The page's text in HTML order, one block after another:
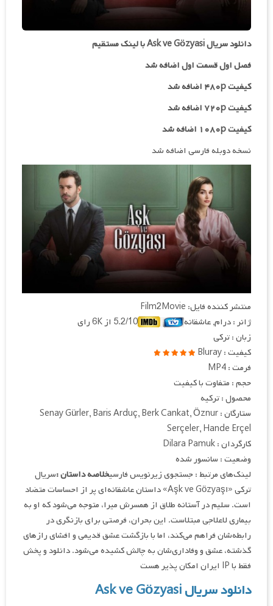
دانلود سریال Ask ve Gözyasi با لینک مستقیم
فصل اول قسمت اول اضافه شد
کیفیت ۴۸۰p اضافه شد
کیفیت ۷۲۰p
اضافه شد
کیفیت ۱۰۸۰p اضافه شد
نسخه دوبله فارسی اضافه شد
منتشر کننده فایل: Film2Movie
ژانر : درام, عاشقانه
5.2/10 از 6K رای
زبان : ترکی
کیفیت : Bluray
فرمت : MP4
حجم : متفاوت با کیفیت
محصول : ترکیه
ستارگان : Senay Gürler, Baris Arduç, Berk Cankat, Öznur
Serçeler, Hande Erçel
کارگردان : Dilara Pamuk
وضعیت : سانسور شده
لینک‌های مرتبط : جستجوی زیرنویس فارسیخلاصه داستان :سریال
ترکی «Aşk ve Gözyaşı» داستان عاشقانه‌ای پر از احساسات متضاد
است. سلیم در آستانه طلاق از همسرش میرا، متوجه می‌شود که او به
بیماری لاعلاجی مبتلاست. این بحران، فرصتی برای بازنگری در
رابطه‌شان فراهم می‌کند، اما با بازگشت عشق قدیمی و افشای رازهای
گذشته، عشق و وفاداری‌شان به چالش کشیده می‌شود. دانلود و پخش
فقط با IP ایران امکان پذیر هست
دانلود سریال Ask ve Gözyasi